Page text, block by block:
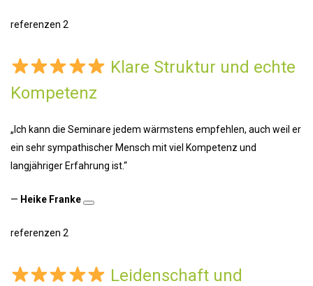
referenzen 2
Klare Struktur und echte
Kompetenz
„Ich kann die Seminare jedem wärmstens empfehlen, auch weil er
ein sehr sympathischer Mensch mit viel Kompetenz und
langjähriger Erfahrung ist.“
— Heike Franke
referenzen 2
Leidenschaft und